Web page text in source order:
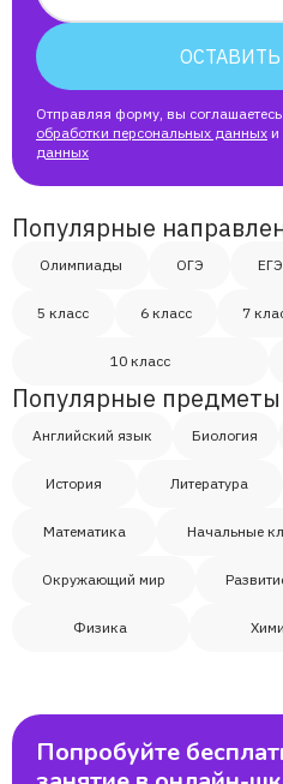
Отправляя форму, вы
обработки персональных данных и
данных
Популярные
Олимпиады ОГЭ ЕГЭ
5 класс 6 класс 7
10 класс
Популярные предметы
Английский язык Биология
История Литература
Математика Начальные
Окружающий мир
Физика
Попробуйте